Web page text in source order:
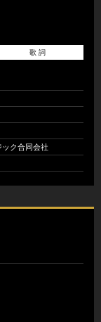
歌 詞
ック合同会社